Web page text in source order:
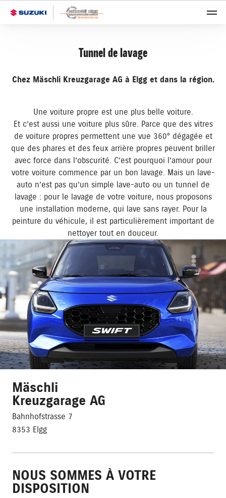
Tunnel de lavage
Chez Mäschli Kreuzgarage AG à Elgg et dans la région.
Une voiture propre est une plus belle voiture.
Et c’est aussi une voiture plus sûre. Parce que des vitres
de voiture propres permettent une vue 360° dégagée et
que des phares et des feux arrière propres peuvent briller
avec force dans l’obscurité. C’est pourquoi l’amour pour
votre voiture commence par un bon lavage. Mais un lave-
auto n’est pas qu’un simple lave-auto ou un tunnel de
lavage : pour le lavage de votre voiture, nous proposons
une installation moderne, qui lave sans rayer. Pour la
peinture du véhicule, il est particulièrement important de
nettoyer tout en douceur.
Mäschli
Kreuzgarage AG
Bahnhofstrasse 7
8353 Elgg
NOUS SOMMES À VOTRE
DISPOSITION